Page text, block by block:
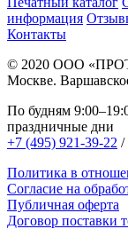
информация
Контакты
© 2020 ООО
Москве.
По будням
праздничные дни
+7 (495) 921-39-22 /
Политика в
Согласие на
Публичная оферта
Договор поставки